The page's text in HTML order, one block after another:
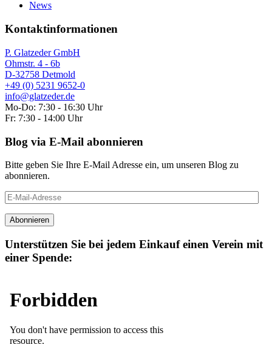
News
Kontaktinformationen
P. Glatzeder GmbH
Ohmstr. 4 - 6b
D-32758 Detmold
+49 (0) 5231 9652-0
info@glatzeder.de
Mo-Do: 7:30 - 16:30 Uhr
Fr: 7:30 - 14:00 Uhr
Blog via E-Mail abonnieren
Bitte geben Sie Ihre E-Mail Adresse ein, um unseren Blog zu
abonnieren.
E-
Mail-
Adresse
Abonnieren
Unterstützen Sie bei jedem Einkauf einen Verein mit
einer Spende: